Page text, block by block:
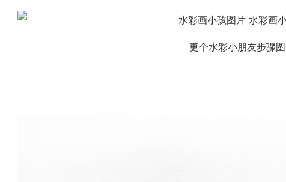
更个水彩小朋友步骤图